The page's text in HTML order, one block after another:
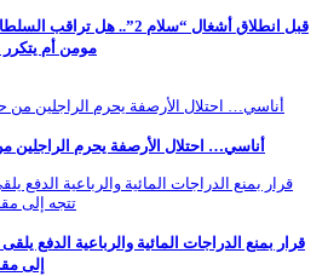
قبل انطلاق أشغال “سلام 2”..
مومن أم يتكرر
أناسي… احتلال الأرصفة يحرم الراجلين
قرار بمنع الدراجات المائية والرباعية الدفع
إلى